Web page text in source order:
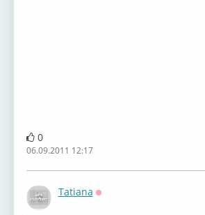
0
06.09.2011 12:17
Tatiana